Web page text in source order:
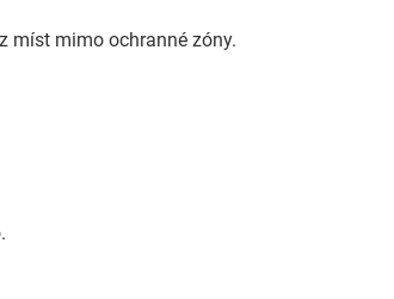
míst mimo ochranné zóny.